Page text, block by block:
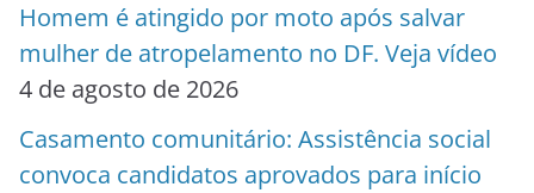
Homem é atingido por moto após salvar
mulher de atropelamento no DF. Veja vídeo
4 de agosto de 2026
Casamento comunitário: Assistência social
convoca candidatos aprovados para início